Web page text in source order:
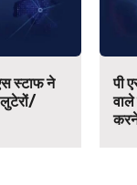
स्टाफ ने
लुटेरों/
पी
वाले